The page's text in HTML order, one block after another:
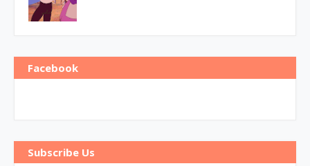
Facebook
Subscribe Us